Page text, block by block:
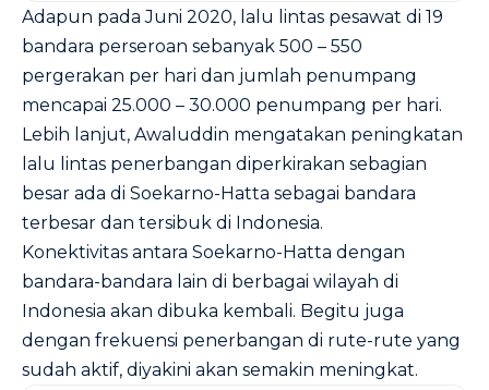
Adapun pada Juni 2020, lalu lintas pesawat di 19
bandara perseroan sebanyak 500 – 550
pergerakan per hari dan jumlah penumpang
mencapai 25.000 – 30.000 penumpang per hari.
Lebih lanjut, Awaluddin mengatakan peningkatan
lalu lintas penerbangan diperkirakan sebagian
besar ada di Soekarno-Hatta sebagai bandara
terbesar dan tersibuk di Indonesia.
Konektivitas antara Soekarno-Hatta dengan
bandara-bandara lain di berbagai wilayah di
Indonesia akan dibuka kembali. Begitu juga
dengan frekuensi penerbangan di rute-rute yang
sudah aktif, diyakini akan semakin meningkat.